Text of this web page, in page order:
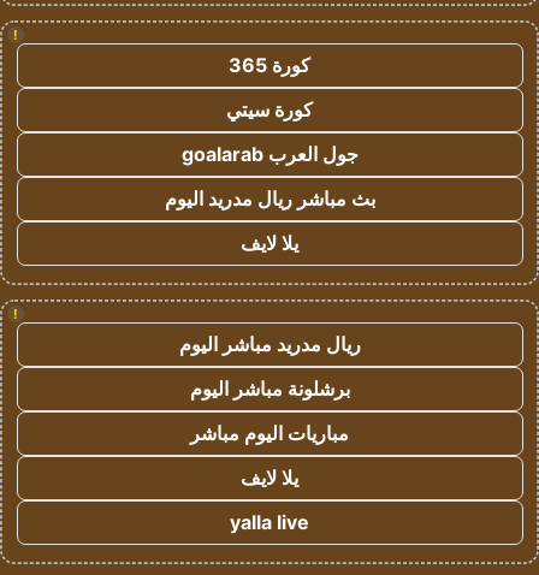
!
كورة 365
كورة سيتي
جول العرب goalarab
بث مباشر ريال مدريد اليوم
يلا لايف
!
ريال مدريد مباشر اليوم
برشلونة مباشر اليوم
مباريات اليوم مباشر
يلا لايف
yalla live